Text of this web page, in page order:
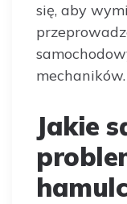
się, aby
mechaników.
Jakie